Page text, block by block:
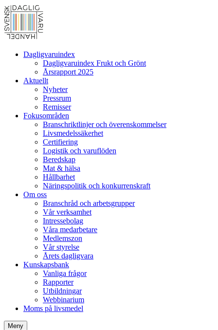
Dagligvaruindex
Dagligvaruindex Frukt och Grönt
Årsrapport 2025
Aktuellt
Nyheter
Pressrum
Remisser
Fokusområden
Branschriktlinjer och överenskommelser
Livsmedelssäkerhet
Certifiering
Logistik och varuflöden
Beredskap
Mat & hälsa
Hållbarhet
Näringspolitik och konkurrenskraft
Om oss
Branschråd och arbetsgrupper
Vår verksamhet
Intressebolag
Våra medarbetare
Medlemszon
Vår styrelse
Årets dagligvara
Kunskapsbank
Vanliga frågor
Rapporter
Utbildningar
Webbinarium
Moms på livsmedel
Meny